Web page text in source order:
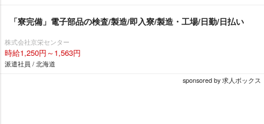
「寮完備」電子部品の検査/製造/即入寮/製造・工場/日勤/日払い
株式会社京栄センター
時給1,250円～1,563円
派遣社員 / 北海道
sponsored by 求人ボックス